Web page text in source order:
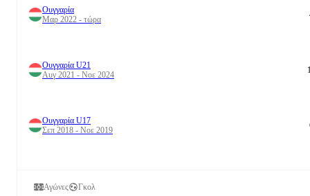
Ουγγαρία
Μαρ 2022 - τώρα
Ουγγαρία U21
Αυγ 2021 - Νοε 2024
Ουγγαρία U17
Σεπ 2018 - Νοε 2019
Αγώνες Γκολ